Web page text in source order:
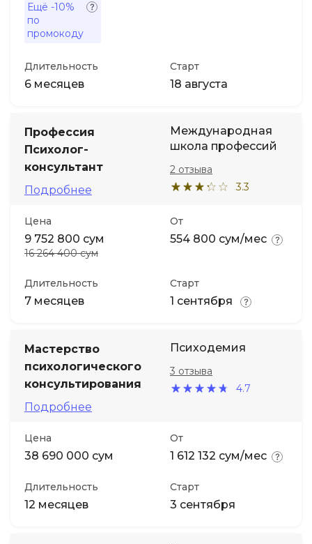
Ещё -10%
по
промокоду
Длительность
6 месяцев
Старт
18 августа
Профессия
Психолог-
консультант
Подробнее
Международная
школа профессий
3.3
2 отзыва
Цена
9 752 800 сум
16 264 400 сум
От
554 800 сум/мес
Длительность
7 месяцев
Старт
1 сентября
Мастерство
психологического
консультирования
Подробнее
Психодемия
4.7
3 отзыва
Цена
38 690 000 сум
От
1 612 132 сум/мес
Длительность
12 месяцев
Старт
3 сентября